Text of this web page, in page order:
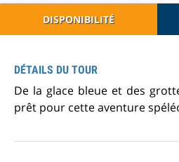
DISPONIBILITÉ
DÉTAILS DU TOUR
De la glace bleue et des
prêt pour cette aventure